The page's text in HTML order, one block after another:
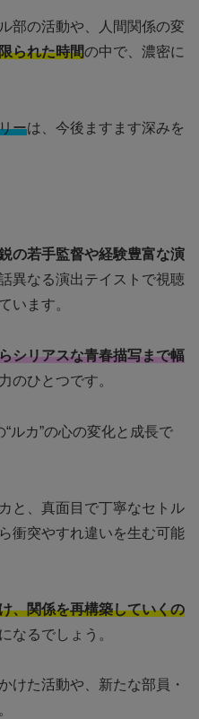
部の活動や、人間関係の変
られた時間の中で、濃密に
ーは、今後ますます深みを
の若手監督や経験豊富な演
異なる演出テイストで視聴
います。
シリアスな青春描写まで幅
のひとつです。
ルカ”の心の変化と成長で
と、真面目で丁寧なセトル
衝突やすれ違いを生む可能
、関係を再構築していくの
なるでしょう。
けた活動や、新たな部員・